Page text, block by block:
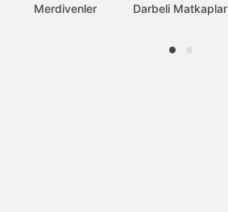
Merdivenler Darbeli Matkaplar